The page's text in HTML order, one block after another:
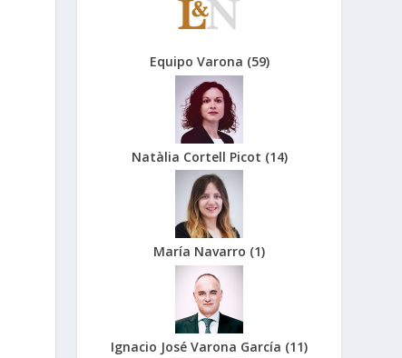
Equipo Varona (59)
Natàlia Cortell Picot (14)
María Navarro (1)
Ignacio José Varona García (11)